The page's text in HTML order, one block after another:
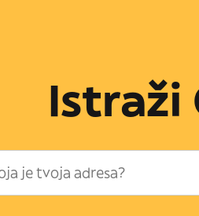
Istraži